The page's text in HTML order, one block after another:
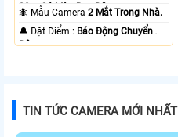
20m Có Màu Ban Ðêm.
🐜 Mẫu Camera2 Mắt Trong Nhà.
️🔔 Đặt Điểm : Báo Động Chuyển
Động.
TIN TỨC CAMERA MỚI NHẤT